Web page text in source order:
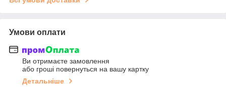
Умови оплати
Ви отримаєте замовлення
або гроші повернуться на вашу картку
Детальніше